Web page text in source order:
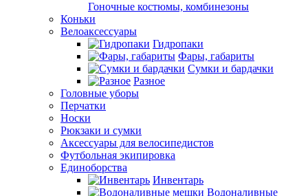
Гоночные костюмы, комбинезоны
Коньки
Велоаксессуары
Гидропаки
Фары, габариты
Сумки и бардачки
Разное
Головные уборы
Перчатки
Носки
Рюкзаки и сумки
Аксессуары для велосипедистов
Футбольная экипировка
Единоборства
Инвентарь
Водоналивные